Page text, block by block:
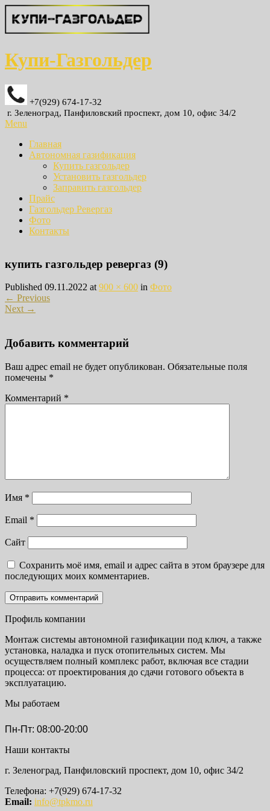
Купи-Газгольдер
+7(929) 674-17-32
г. Зеленоград, Панфиловский проспект, дом 10, офис 34/2
Menu
Главная
Автономная газификация
Купить газгольдер
Установить газгольдер
Заправить газгольдер
Прайс
Газгольдер Ревергаз
Фото
Контакты
купить газгольдер ревергаз (9)
Published 09.11.2022 at 900 × 600 in Фото
← Previous
Next →
Добавить комментарий
Ваш адрес email не будет опубликован. Обязательные поля
помечены *
Комментарий *
Имя *
Email *
Сайт
Сохранить моё имя, email и адрес сайта в этом браузере для
последующих моих комментариев.
Профиль компании
Монтаж системы автономной газификации под ключ, а также
установка, наладка и пуск отопительных систем. Мы
осуществляем полный комплекс работ, включая все стадии
процесса: от проектирования до сдачи готового объекта в
эксплуатацию.
Мы работаем
Пн-Пт: 08:00-20:00
Наши контакты
г. Зеленоград, Панфиловский проспект, дом 10, офис 34/2
Телефона: +7(929) 674-17-32
Email: info@tpkmo.ru